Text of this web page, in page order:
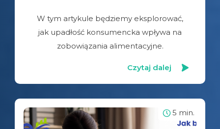
W tym artykule będziemy eksplorować,
jak upadłość konsumencka wpływa na
zobowiązania alimentacyjne.
Czytaj dalej
5 min.